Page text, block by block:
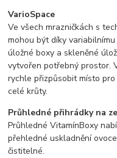
VarioSpace
Ve všech mrazničkách s
mohou být díky
úložné boxy a skleněné
vytvořen potřebný prostor.
rychle přizpůsobit místo
celé krůty.
Průhledné přihrádky na
Průhledné VitamínBoxy
přehledné uskladnění
čistitelné.